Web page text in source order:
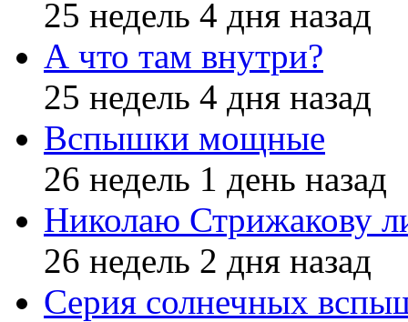
25 недель 4 дня назад
А что там внутри?
25 недель 4 дня назад
Вспышки мощные
26 недель 1 день назад
Николаю Стрижакову
26 недель 2 дня назад
Серия солнечных